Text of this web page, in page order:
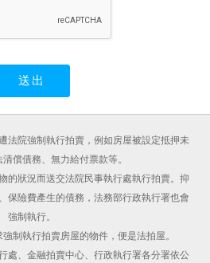
法院強制執行拍賣，例如房屋被設定抵押未
償債務、無力給付票款等。
的狀況而送交法院民事執行處執行拍賣。抑
保險費產生的債務，法務部行政執行署也會
強制執行。
制執行拍賣房屋的物件，便是法拍屋。
處、金融拍賣中心、行政執行署各分署依公